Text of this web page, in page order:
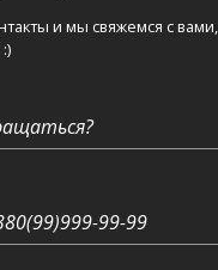
и мы свяжемся с